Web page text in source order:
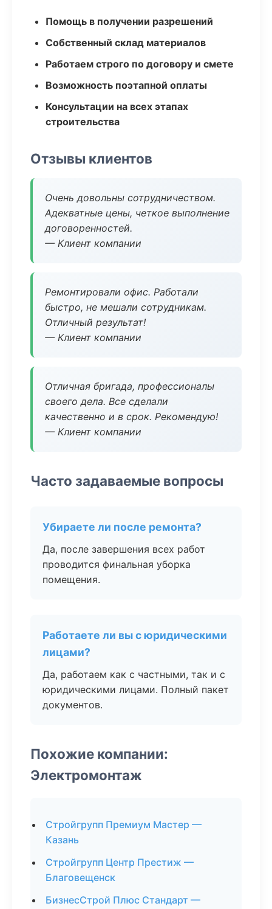
Помощь в получении разрешений
Собственный склад материалов
Работаем строго по договору и смете
Возможность поэтапной оплаты
Консультации на всех этапах
строительства
Отзывы клиентов
Очень довольны сотрудничеством.
Адекватные цены, четкое выполнение
договоренностей.
— Клиент компании
Ремонтировали офис. Работали
быстро, не мешали сотрудникам.
Отличный результат!
— Клиент компании
Отличная бригада, профессионалы
своего дела. Все сделали
качественно и в срок. Рекомендую!
— Клиент компании
Часто задаваемые вопросы
Убираете ли после ремонта?
Да, после завершения всех работ
проводится финальная уборка
помещения.
Работаете ли вы с юридическими
лицами?
Да, работаем как с частными, так и с
юридическими лицами. Полный пакет
документов.
Похожие компании:
Электромонтаж
Стройгрупп Премиум Мастер —
Казань
Стройгрупп Центр Престиж —
Благовещенск
БизнесСтрой Плюс Стандарт —